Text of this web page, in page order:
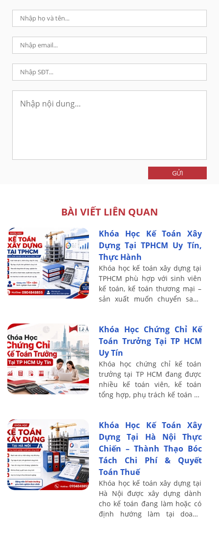
GỬI
BÀI VIẾT LIÊN QUAN
Khóa Học Kế Toán Xây
Dựng Tại TPHCM Uy Tín,
Thực Hành
Khóa học kế toán xây dựng tại
TPHCM phù hợp với sinh viên
kế toán, kế toán thương mại –
sản xuất muốn chuyển sang
nghiệp ...
Khóa Học Chứng Chỉ Kế
Toán Trưởng Tại TP HCM
Uy Tín
Khóa học chứng chỉ kế toán
trưởng tại TP HCM đang được
nhiều kế toán viên, kế toán
tổng hợp, phụ trách kế toán và
– kế ...
Khóa Học Kế Toán Xây
Dựng Tại Hà Nội Thực
Chiến – Thành Thạo Bóc
Tách Chi Phí & Quyết
Toán Thuế
Khóa học kế toán xây dựng tại
Hà Nội được xây dựng dành
cho kế toán đang làm hoặc có
định hướng làm tại doanh